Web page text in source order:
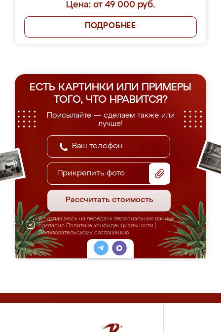
Цена: от 49 000 руб.
ПОДРОБНЕЕ
ЕСТЬ КАРТИНКИ ИЛИ ПРИМЕРЫ
ТОГО, ЧТО НРАВИТСЯ?
Присылайте — сделаем также или
лучше!
Прикрепить фото
Рассчитать стоимость
Я соглашаюсь на передачу персональных данных
согласно Политике конфиденциальности
Пользовательскому соглашению